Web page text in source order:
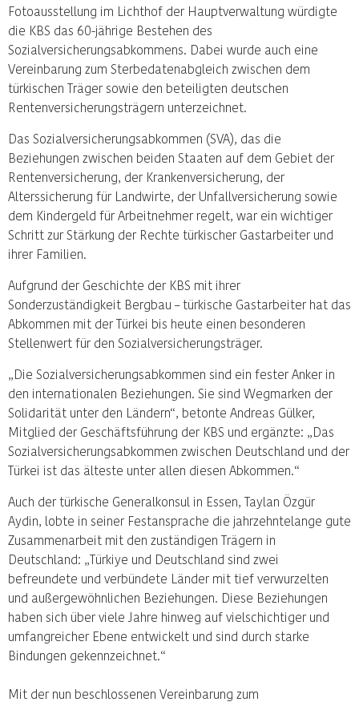
Fotoausstellung im Lichthof der Hauptverwaltung würdigte
die KBS das 60-jährige Bestehen des
Sozialversicherungsabkommens. Dabei wurde auch eine
Vereinbarung zum Sterbedatenabgleich zwischen dem
türkischen Träger sowie den beteiligten deutschen
Rentenversicherungsträgern unterzeichnet.
Das Sozialversicherungsabkommen (SVA), das die
Beziehungen zwischen beiden Staaten auf dem Gebiet der
Rentenversicherung, der Krankenversicherung, der
Alterssicherung für Landwirte, der Unfallversicherung sowie
dem Kindergeld für Arbeitnehmer regelt, war ein wichtiger
Schritt zur Stärkung der Rechte türkischer Gastarbeiter und
ihrer Familien.
Aufgrund der Geschichte der KBS mit ihrer
Sonderzuständigkeit Bergbau – türkische Gastarbeiter hat das
Abkommen mit der Türkei bis heute einen besonderen
Stellenwert für den Sozialversicherungsträger.
„Die Sozialversicherungsabkommen sind ein fester Anker in
den internationalen Beziehungen. Sie sind Wegmarken der
Solidarität unter den Ländern“, betonte Andreas Gülker,
Mitglied der Geschäftsführung der KBS und ergänzte: „Das
Sozialversicherungsabkommen zwischen Deutschland und der
Türkei ist das älteste unter allen diesen Abkommen.“
Auch der türkische Generalkonsul in Essen, Taylan Özgür
Aydin, lobte in seiner Festansprache die jahrzehntelange gute
Zusammenarbeit mit den zuständigen Trägern in
Deutschland: „Türkiye und Deutschland sind zwei
befreundete und verbündete Länder mit tief verwurzelten
und außergewöhnlichen Beziehungen. Diese Beziehungen
haben sich über viele Jahre hinweg auf vielschichtiger und
umfangreicher Ebene entwickelt und sind durch starke
Bindungen gekennzeichnet.“
Mit der nun beschlossenen Vereinbarung zum